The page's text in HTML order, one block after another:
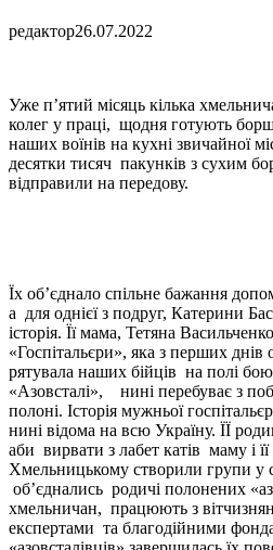
редактор26.07.2022
Уже п’ятий місяць кілька
колег у праці, щодня готують
наших воїнів на кухні звичайної
десятки тисяч пакунків з сухим
відправили на передову.
Їх об’єднало спільне бажання
а для однієї з подруг, Катерини
історія. Її мама, Тетяна
«Госпітальєри», яка з перших
рятувала наших бійців на полі
«Азовсталі», нині перебуває з
полоні. Історія мужньої
нині відома на всю Україну. ЇЇ
аби вирвати з лабет катів маму і
Хмельницькому створили групи у
об’єднались родичі полонених
хмельничан, працюють з
експертами та благодійними